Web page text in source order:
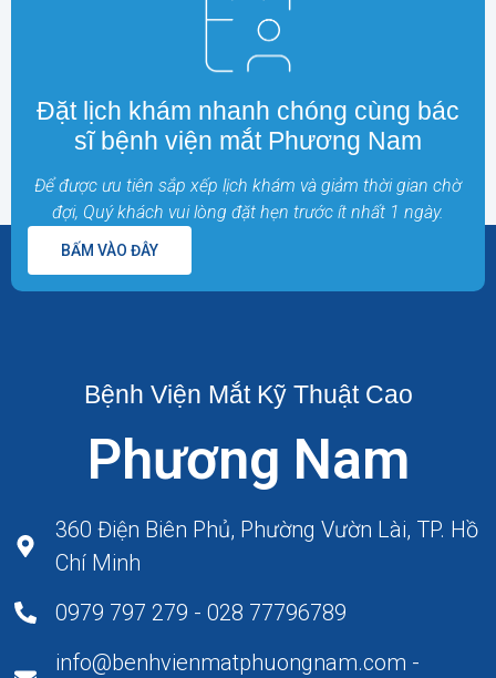
Đặt lịch khám nhanh chóng cùng bác
sĩ bệnh viện mắt Phương Nam
Để được ưu tiên sắp xếp lịch khám và giảm thời gian chờ
đợi, Quý khách vui lòng đặt hẹn trước ít nhất 1 ngày.
BẤM VÀO ĐÂY
Bệnh Viện Mắt Kỹ Thuật Cao
Phương Nam
360 Điện Biên Phủ, Phường Vườn Lài, TP. Hồ
Chí Minh
0979 797 279 - 028 77796789
info@benhvienmatphuongnam.com -